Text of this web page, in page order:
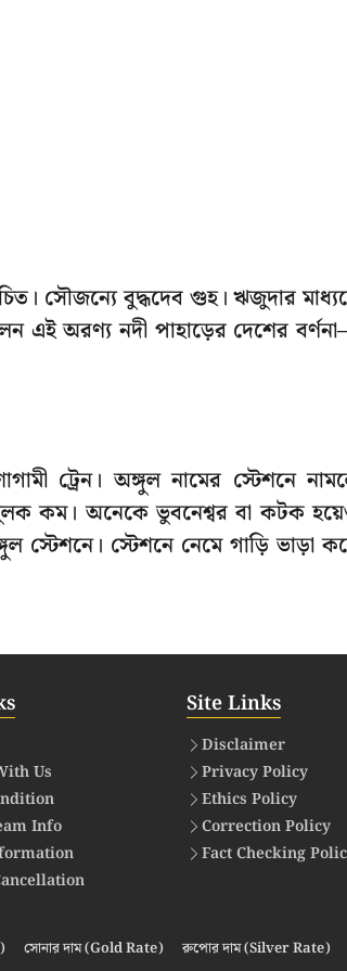
সৌজন্যে বুদ্ধদেব গুহ। ঋজুদার
এই অরণ্য নদী পাহাড়ের দেশের
ট্রেন। অঙ্গুল নামের স্টেশনে
কম। অনেকে ভুবনেশ্বর বা কটক
স্টেশনে। স্টেশনে নেমে গাড়ি ভাড়া
Us
Info
Site Links
Disclaimer
Privacy Policy
Ethics Policy
Correction Policy
Fact Checking
সোনার দাম (Gold Rate) রুপোর দাম (Silver Rate)